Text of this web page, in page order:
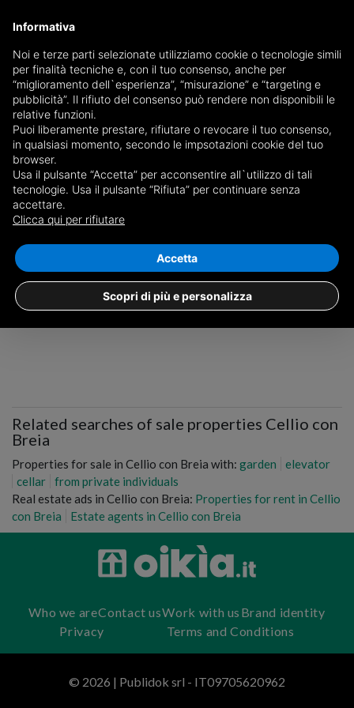
Save search
No results forproperties for sale in Cellio
con Breia
We do not have any property that matches your search,
try changing the filters orask the real estate agencies in the area
Related searches of sale properties Cellio con
Breia
Properties for sale in Cellio con Breia with: garden
elevator
cellar
from private individuals
Real estate ads in Cellio con Breia: Properties for rent in Cellio
con Breia
Estate agents in Cellio con Breia
Who we areContact usWork with us Brand identity
Privacy
Terms and Conditions
© 2026 | Publidok srl - IT09705620962
+
−
Informativa
Noi e terze parti selezionate utilizziamo cookie o tecnologie simili
per finalità tecniche e, con il tuo consenso, anche per
“miglioramento dell`esperienza”, “misurazione” e “targeting e
pubblicità”. Il rifiuto del consenso può rendere non disponibili le
relative funzioni.
Puoi liberamente prestare, rifiutare o revocare il tuo consenso,
in qualsiasi momento, secondo le impsotazioni cookie del tuo
browser.
Usa il pulsante “Accetta” per acconsentire all`utilizzo di tali
tecnologie. Usa il pulsante “Rifiuta” per continuare senza
accettare.
Clicca qui per rifiutare
Scopri di più e personalizza
Accetta